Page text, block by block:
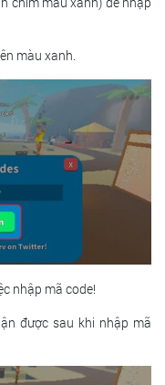
màu xanh.
nhập mã code!
được sau khi nhập mã